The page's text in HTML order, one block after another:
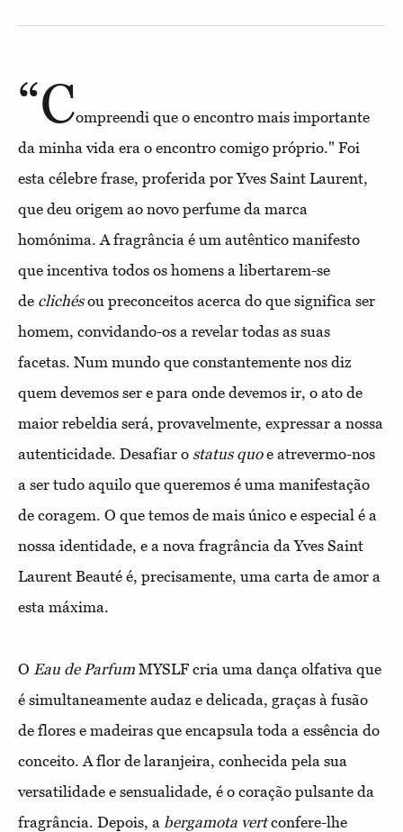
“Compreendi que o encontro mais importante
da minha vida era o encontro comigo próprio." Foi
esta célebre frase, proferida por Yves Saint Laurent,
que deu origem ao novo perfume da marca
homónima. A fragrância é um autêntico manifesto
que incentiva todos os homens a libertarem-se
de clichésou preconceitos acerca do que significa ser
homem, convidando-os a revelar todas as suas
facetas. Num mundo que constantemente nos diz
quem devemos ser e para onde devemos ir, o ato de
maior rebeldia será, provavelmente, expressar a nossa
autenticidade. Desafiar o status quoe atrevermo-nos
a ser tudo aquilo que queremos é uma manifestação
de coragem. O que temos de mais único e especial é a
nossa identidade, e a nova fragrância da Yves Saint
Laurent Beauté é, precisamente, uma carta de amor a
esta máxima.
O Eau de Parfum MYSLF cria uma dança olfativa que
é simultaneamente audaz e delicada, graças à fusão
de flores e madeiras que encapsula toda a essência do
conceito. A flor de laranjeira, conhecida pela sua
versatilidade e sensualidade, é o coração pulsante da
fragrância. Depois, a bergamota vertconfere-lhe